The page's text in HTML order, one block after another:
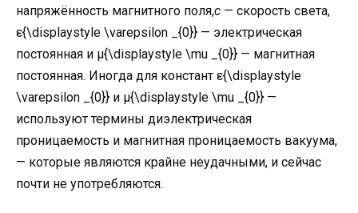
напряжённость магнитного поля,с — скорость света,
ε{\displaystyle \varepsilon _{0}} — электрическая
постоянная и μ{\displaystyle \mu _{0}} — магнитная
постоянная. Иногда для констант ε{\displaystyle
\varepsilon _{0}} и μ{\displaystyle \mu _{0}} —
используют термины диэлектрическая
проницаемость и магнитная проницаемость вакуума,
— которые являются крайне неудачными, и сейчас
почти не употребляются.